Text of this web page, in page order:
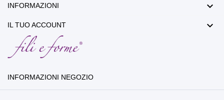
INFORMAZIONI 
IL TUO ACCOUNT 
INFORMAZIONI NEGOZIO